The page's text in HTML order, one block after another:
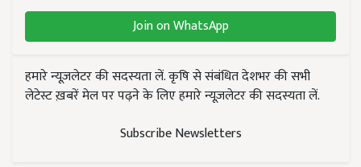
Join on WhatsApp
हमारे न्यूज़लेटर की सदस्यता लें. कृषि से संबंधित देशभर की सभी
लेटेस्ट ख़बरें मेल पर पढ़ने के लिए हमारे न्यूज़लेटर की सदस्यता लें.
Subscribe Newsletters